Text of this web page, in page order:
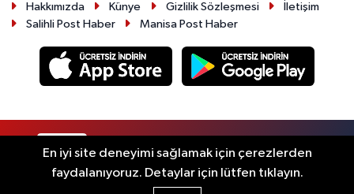
Hakkımızda Künye Gizlilik Sözleşmesi
İletişim
Salihli Post Haber
Manisa Post Haber
En iyi site deneyimi sağlamak için çerezlerden
faydalanıyoruz. Detaylar için lütfen tıklayın.